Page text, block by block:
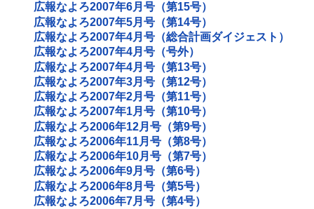
広報なよろ2007年6月号（第15号）
広報なよろ2007年5月号（第14号）
広報なよろ2007年4月号（総合計画ダイジェスト）
広報なよろ2007年4月号（号外）
広報なよろ2007年4月号（第13号）
広報なよろ2007年3月号（第12号）
広報なよろ2007年2月号（第11号）
広報なよろ2007年1月号（第10号）
広報なよろ2006年12月号（第9号）
広報なよろ2006年11月号（第8号）
広報なよろ2006年10月号（第7号）
広報なよろ2006年9月号（第6号）
広報なよろ2006年8月号（第5号）
広報なよろ2006年7月号（第4号）